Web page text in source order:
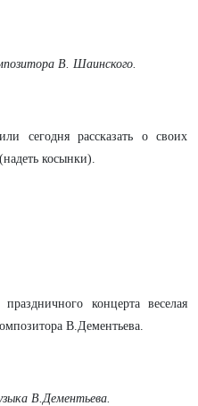
В. Шаинского.
сегодня рассказать о своих
косынки).
концерта веселая
В.Дементьева.
В.Дементьева.